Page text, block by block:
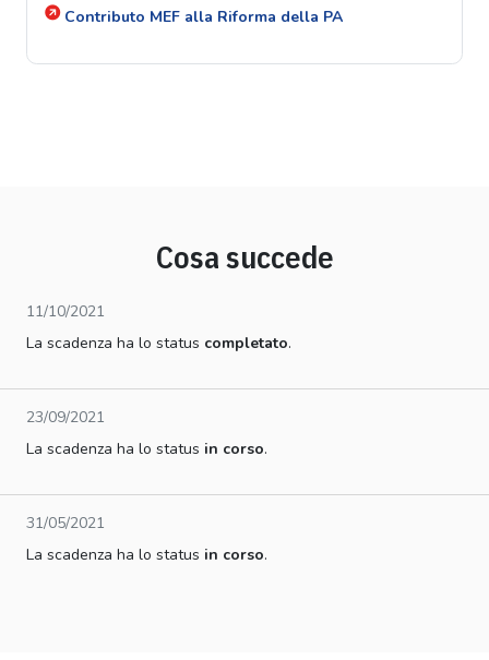
Contributo MEF alla Riforma della PA
Cosa succede
11/10/2021
La scadenza ha lo status completato.
23/09/2021
La scadenza ha lo status in corso.
31/05/2021
La scadenza ha lo status in corso.